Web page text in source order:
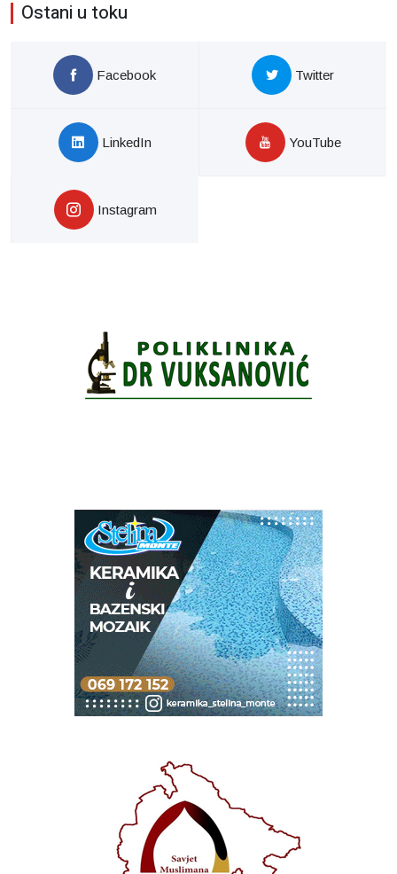
Ostani u toku
Facebook Twitter
LinkedIn YouTube
Instagram